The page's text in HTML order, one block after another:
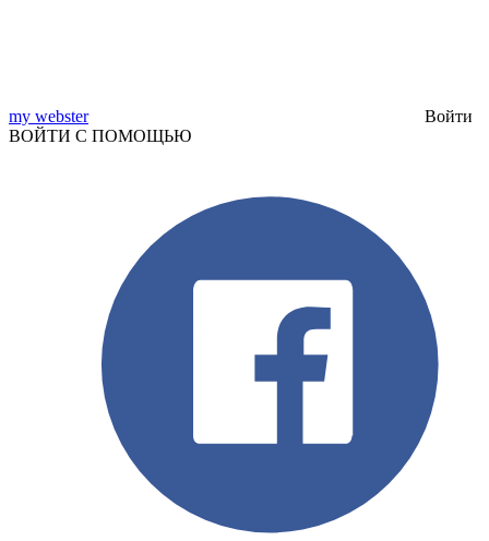
my webster
Войти
ВОЙТИ С ПОМОЩЬЮ